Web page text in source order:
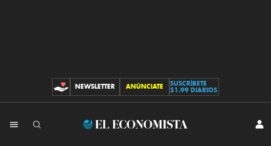
CONTRIBUCIONES
NEWSLETTER ANÚNCIATE
SUSCRÍBETE
$1.99 DIARIOS
El